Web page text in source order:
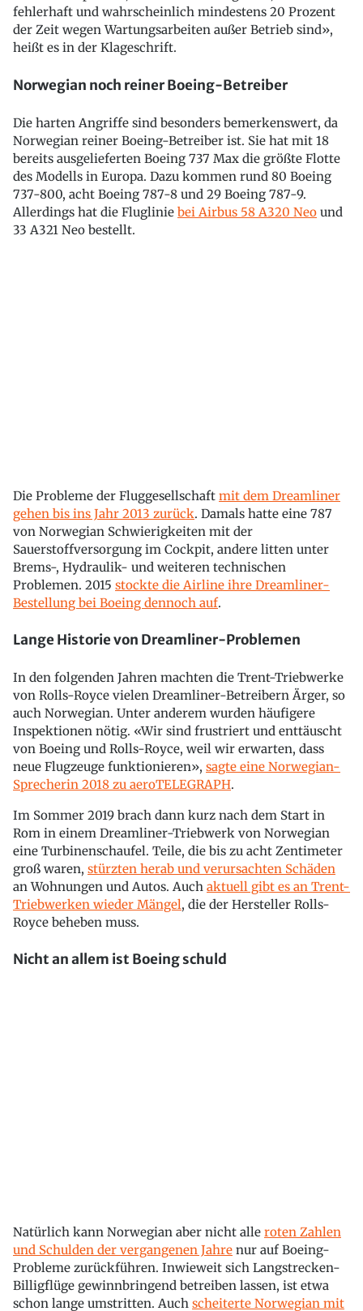
fehlerhaft und wahrscheinlich mindestens 20 Prozent
der Zeit wegen Wartungsarbeiten außer Betrieb sind»,
heißt es in der Klageschrift.
Norwegian noch reiner Boeing-Betreiber
Die harten Angriffe sind besonders bemerkenswert, da
Norwegian reiner Boeing-Betreiber ist. Sie hat mit 18
bereits ausgelieferten Boeing 737 Max die größte Flotte
des Modells in Europa. Dazu kommen rund 80 Boeing
737-800, acht Boeing 787-8 und 29 Boeing 787-9.
Allerdings hat die Fluglinie bei Airbus 58 A320 Neo und
33 A321 Neo bestellt.
Die Probleme der Fluggesellschaft mit dem Dreamliner
gehen bis ins Jahr 2013 zurück. Damals hatte eine 787
von Norwegian Schwierigkeiten mit der
Sauerstoffversorgung im Cockpit, andere litten unter
Brems-, Hydraulik- und weiteren technischen
Problemen. 2015 stockte die Airline ihre Dreamliner-
Bestellung bei Boeing dennoch auf.
Lange Historie von Dreamliner-Problemen
In den folgenden Jahren machten die Trent-Triebwerke
von Rolls-Royce vielen Dreamliner-Betreibern Ärger, so
auch Norwegian. Unter anderem wurden häufigere
Inspektionen nötig. «Wir sind frustriert und enttäuscht
von Boeing und Rolls-Royce, weil wir erwarten, dass
neue Flugzeuge funktionieren», sagte eine Norwegian-
Sprecherin 2018 zu aeroTELEGRAPH.
Im Sommer 2019 brach dann kurz nach dem Start in
Rom in einem Dreamliner-Triebwerk von Norwegian
eine Turbinenschaufel. Teile, die bis zu acht Zentimeter
groß waren, stürzten herab und verursachten Schäden
an Wohnungen und Autos. Auch aktuell gibt es an Trent-
Triebwerken wieder Mängel, die der Hersteller Rolls-
Royce beheben muss.
Nicht an allem ist Boeing schuld
Natürlich kann Norwegian aber nicht alle roten Zahlen
und Schulden der vergangenen Jahre nur auf Boeing-
Probleme zurückführen. Inwieweit sich Langstrecken-
Billigflüge gewinnbringend betreiben lassen, ist etwa
schon lange umstritten. Auch scheiterte Norwegian mit